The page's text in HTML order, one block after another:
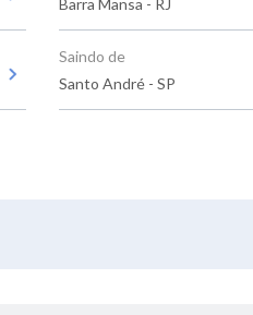
Barra Mansa - RJ
Saindo de
Santo André - SP